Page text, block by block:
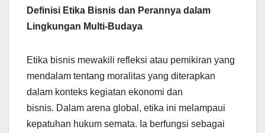
Definisi Etika Bisnis dan Perannya dalam
Lingkungan Multi-Budaya
Etika bisnis mewakili refleksi atau pemikiran yang
mendalam tentang moralitas yang diterapkan
dalam konteks kegiatan ekonomi dan
bisnis. Dalam arena global, etika ini melampaui
kepatuhan hukum semata. Ia berfungsi sebagai